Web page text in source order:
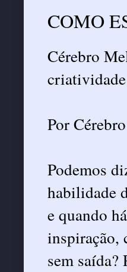
COMO
Cérebro
criatividade
Por
Podemos
habilidade
e quando
inspiração,
sem